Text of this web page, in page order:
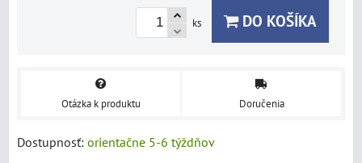
ks DO KOŠÍKA
Otázka k produktu Doručenia
Dostupnosť: orientačne 5-6 týždňov